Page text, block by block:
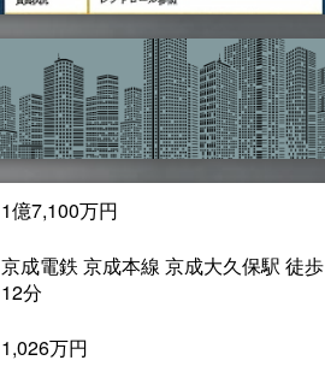
1億7,100万円
京成電鉄 京成本線 京成大久保駅 徒歩
12分
1,026万円